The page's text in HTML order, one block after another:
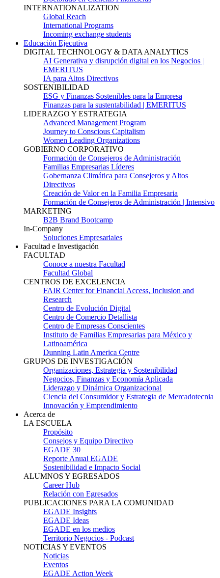
INTERNATIONALIZATION
Global Reach
International Programs
Incoming exchange students
Educación Ejecutiva
DIGITAL TECHNOLOGY & DATA ANALYTICS
AI Generativa y disrupción digital en los Negocios |
EMERITUS
IA para Altos Directivos
SOSTENIBILIDAD
ESG y Finanzas Sostenibles para la Empresa
Finanzas para la sustentabilidad | EMERITUS
LIDERAZGO Y ESTRATEGIA
Advanced Management Program
Journey to Conscious Capitalism
Women Leading Organizations
GOBIERNO CORPORATIVO
Formación de Consejeros de Administración
Familias Empresarias Líderes
Gobernanza Climática para Consejeros y Altos
Directivos
Creación de Valor en la Familia Empresaria
Formación de Consejeros de Administración | Intensivo
MARKETING
B2B Brand Bootcamp
In-Company
Soluciones Empresariales
Facultad e Investigación
FACULTAD
Conoce a nuestra Facultad
Facultad Global
CENTROS DE EXCELENCIA
FAIR Center for Financial Access, Inclusion and
Research
Centro de Evolución Digital
Centro de Comercio Detallista
Centro de Empresas Conscientes
Instituto de Familias Empresarias para México y
Latinoamérica
Dunning Latin America Centre
GRUPOS DE INVESTIGACIÓN
Organizaciones, Estrategia y Sostenibilidad
Negocios, Finanzas y Economía Aplicada
Liderazgo y Dinámica Organizacional
Ciencia del Consumidor y Estrategia de Mercadotecnia
Innovación y Emprendimiento
Acerca de
LA ESCUELA
Propósito
Consejos y Equipo Directivo
EGADE 30
Reporte Anual EGADE
Sostenibilidad e Impacto Social
ALUMNOS Y EGRESADOS
Career Hub
Relación con Egresados
PUBLICACIONES PARA LA COMUNIDAD
EGADE Insights
EGADE Ideas
EGADE en los medios
Territorio Negocios - Podcast
NOTICIAS Y EVENTOS
Noticias
Eventos
EGADE Action Week